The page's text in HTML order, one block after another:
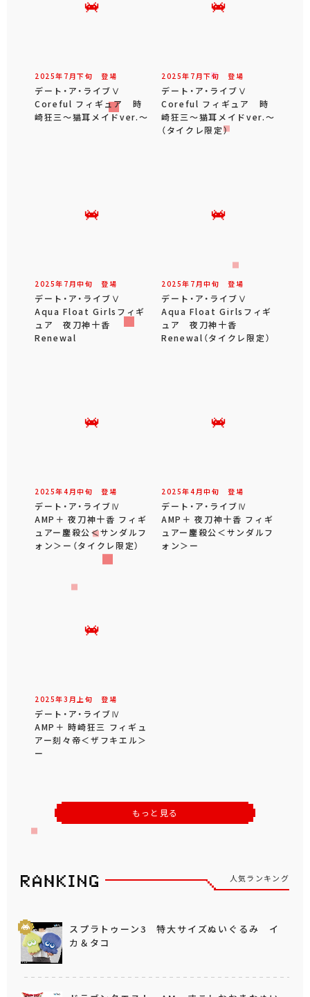
2025年 7 月下旬 登場
デート・ア・ライブⅤ
Coreful フィギュア 時
崎狂三～猫耳メイドver.～
2025年 7 月下旬 登場
デート・ア・ライブⅤ
Coreful フィギュア 時
崎狂三～猫耳メイドver.～
（タイクレ限定）
2025年 7 月中旬 登場
デート・ア・ライブⅤ
Aqua Float Girlsフィギ
ュア 夜刀神十香
Renewal
2025年 7 月中旬 登場
デート・ア・ライブⅤ
Aqua Float Girlsフィギ
ュア 夜刀神十香
Renewal（タイクレ限定）
2025年4 月中旬 登場
デート・ア・ライブⅣ
AMP＋ 夜刀神十香 フィギ
ュアー鏖殺公＜サンダルフ
ォン＞ー（タイクレ限定）
2025年4 月中旬 登場
デート・ア・ライブⅣ
AMP＋ 夜刀神十香 フィギ
ュアー鏖殺公＜サンダルフ
ォン＞ー
2025年3 月 上旬 登場
デート・ア・ライブⅣ
AMP＋ 時崎狂三 フィギュ
アー刻々帝＜ザフキエル＞
ー
もっと見る
人気ランキング
スプラトゥーン3 特大サイズぬいぐるみ イ
カ＆タコ